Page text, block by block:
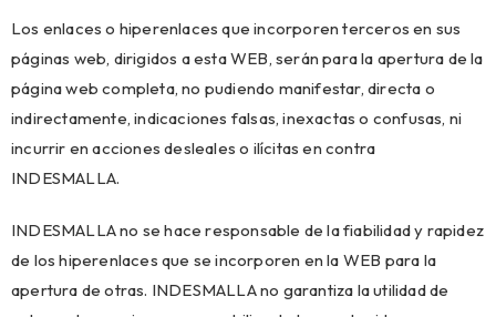
Los enlaces o hiperenlaces que incorporen terceros en sus
páginas web, dirigidos a esta WEB, serán para la apertura de la
página web completa, no pudiendo manifestar, directa o
indirectamente, indicaciones falsas, inexactas o confusas, ni
incurrir en acciones desleales o ilícitas en contra
INDESMALLA.
INDESMALLA no se hace responsable de la fiabilidad y rapidez
de los hiperenlaces que se incorporen en la WEB para la
apertura de otras. INDESMALLA no garantiza la utilidad de